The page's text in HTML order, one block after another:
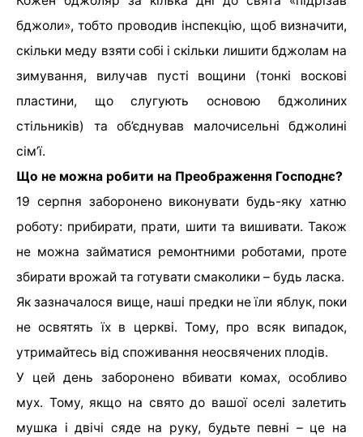
бджоли», тобто проводив інспекцію, щоб визначити,
скільки меду взяти собі і скільки лишити бджолам на
зимування, вилучав пусті вощини (тонкі воскові
пластини, що слугують основою бджолиних
стільників) та об’єднував малочисельні бджолині
сім’ї.
Що не можна робити на Преображення Господнє?
19 серпня заборонено виконувати будь-яку хатню
роботу: прибирати, прати, шити та вишивати. Також
не можна займатися ремонтними роботами, проте
збирати врожай та готувати смаколики – будь ласка.
Як зазначалося вище, наші предки не їли яблук, поки
не освятять їх в церкві. Тому, про всяк випадок,
утримайтесь від споживання неосвячених плодів.
У цей день заборонено вбивати комах, особливо
мух. Тому, якщо на свято до вашої оселі залетить
мушка і двічі сяде на руку, будьте певні – це на